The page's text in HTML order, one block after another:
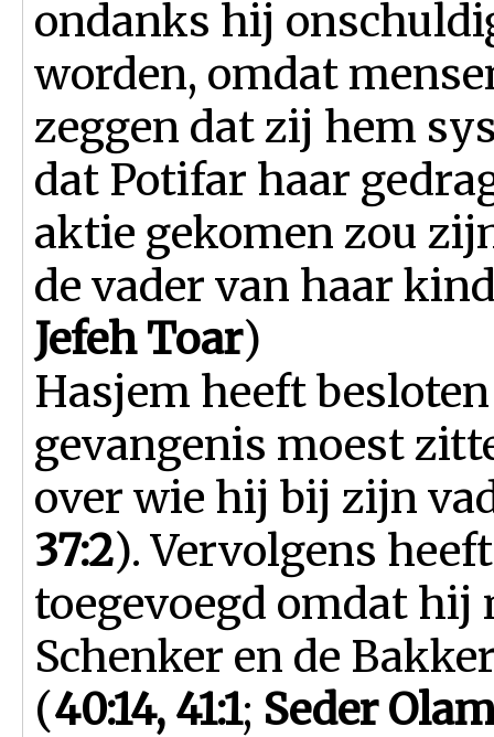
ondanks hij
worden, omdat
zeggen dat zij hem
dat Potifar haar
aktie gekomen zou
de vader van haar
Jefeh Toar)
Hasjem heeft
gevangenis moest
over wie hij bij zijn
37:2). Vervolgens
toegevoegd omdat
Schenker en de
(40:14, 41:1; Seder